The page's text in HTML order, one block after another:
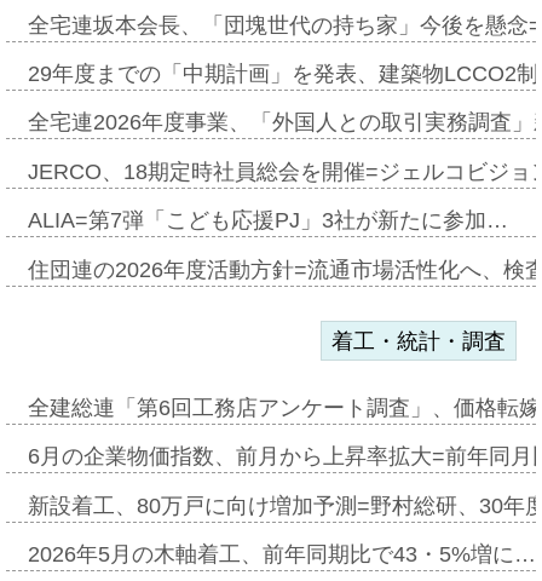
全宅連坂本会長、「団塊世代の持ち家」今後を懸
29年度までの「中期計画」を発表、建築物LCCO2
全宅連2026年度事業、「外国人との取引実務調査
JERCO、18期定時社員総会を開催=ジェルコビジ
ALIA=第7弾「こども応援PJ」3社が新たに参加…
住団連の2026年度活動方針=流通市場活性化へ、検
着工・統計・調査
全建総連「第6回工務店アンケート調査」、価格転
6月の企業物価指数、前月から上昇率拡大=前年同
新設着工、80万戸に向け増加予測=野村総研、30年
2026年5月の木軸着工、前年同期比で43・5%増に…